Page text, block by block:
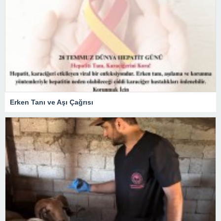
Erken Tanı ve Aşı Çağrısı